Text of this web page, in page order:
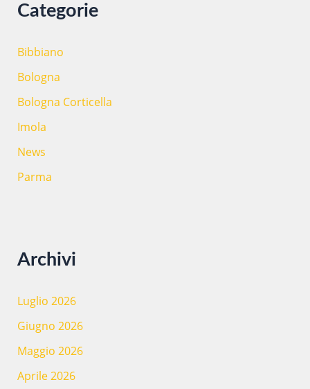
Categorie
Bibbiano
Bologna
Bologna Corticella
Imola
News
Parma
Archivi
Luglio 2026
Giugno 2026
Maggio 2026
Aprile 2026